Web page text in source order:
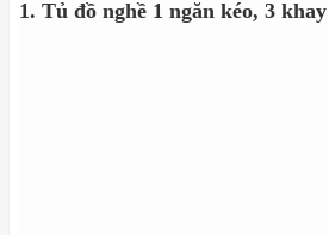
1. Tủ đồ nghề 1 ngăn kéo, 3